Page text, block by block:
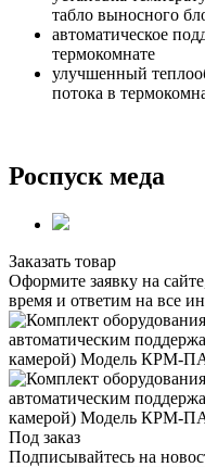
табло выносного
автоматическое
термокомнате
улучшенный
потока в
Роспуск меда
Заказать товар
Оформите заявку на
время и ответим на все
Под заказ
Подписывайтесь на